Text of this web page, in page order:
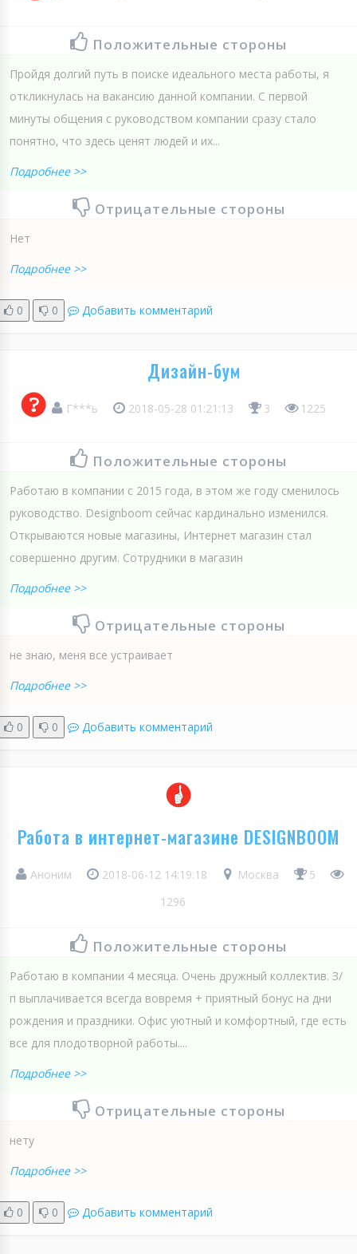
Положительные стороны
Пройдя долгий путь в поиске идеального места работы, я
откликнулась на вакансию данной компании. С первой
минуты общения с руководством компании сразу стало
понятно, что здесь ценят людей и их...
Подробнее >>
Отрицательные стороны
Нет
Подробнее >>
0 0 Добавить комментарий
Дизайн-бум
Г***ь 2018-05-28 01:21:13 3 1225
Положительные стороны
Работаю в компании с 2015 года, в этом же году сменилось
руководство. Designboom сейчас кардинально изменился.
Открываются новые магазины, Интернет магазин стал
совершенно другим. Сотрудники в магазин
Подробнее >>
Отрицательные стороны
не знаю, меня все устраивает
Подробнее >>
0 0 Добавить комментарий
Работа в интернет-магазине DESIGNBOOM
Аноним 2018-06-12 14:19:18 Москва
5
1296
Положительные стороны
Работаю в компании 4 месяца. Очень дружный коллектив. З/
п выплачивается всегда вовремя + приятный бонус на дни
рождения и праздники. Офис уютный и комфортный, где есть
все для плодотворной работы....
Подробнее >>
Отрицательные стороны
нету
Подробнее >>
0 0 Добавить комментарий